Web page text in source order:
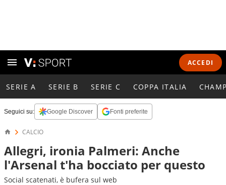
ACCEDI
SERIE A SERIE B SERIE C COPPA ITALIA
Seguici su: Google Discover Fonti preferite
CALCIO
Allegri, ironia Palmeri: Anche
l'Arsenal t'ha bocciato per questo
Social scatenati, è bufera sul web